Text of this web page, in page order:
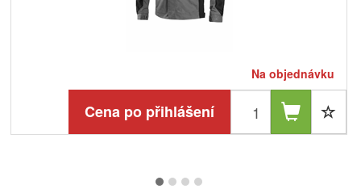
Na objednávku
Cena po přihlášení